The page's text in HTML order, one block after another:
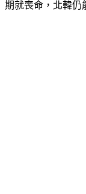
期就喪命，北韓仍